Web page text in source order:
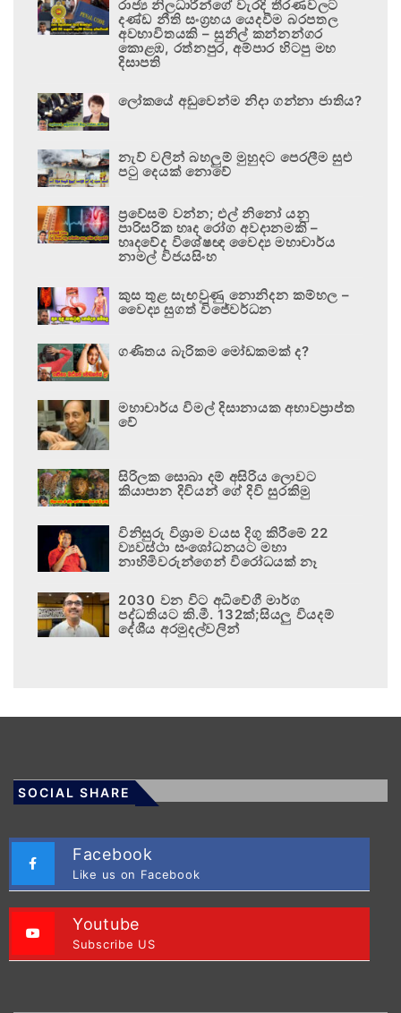
රාජ්‍ය නිලධාරීන්ගේ වැරදි තීරණවලට
දණ්ඩ නීති සංග්‍රහය යෙදවීම බරපතල
අවභාවිතයකි – සුනිල් කන්නන්ගර
කොළඹ, රත්නපුර, අම්පාර හිටපු මහ
දිසාපති
ලෝකයේ අඩුවෙන්ම නිදා ගන්නා ජාතිය?
නැව් වලින් බහලුම් මුහුදට පෙරලීම සුළු
පටු දෙයක් නොවේ
ප්‍රවේසම් වන්න; එල් නිනෝ යනු
පාරිසරික හෘද රෝග අවදානමකි –
හෘදවේද විශේෂඥ වෛද්‍ය මහාචාර්ය
නාමල් විජයසිංහ
කුස තුළ සැඟවුණු නොනිදන කම්හල –
වෛද්‍ය සුගත් විජේවර්ධන
ගණිතය බැරිකම මෝඩකමක් ද?
මහාචාර්ය විමල් දිසානායක අභාවප්‍රාප්ත
වේ
සිරිලක සොබා දම් අසිරිය ලොවට
කියාපාන දිවියන් ගේ දිවි සුරකිමු
විනිසුරු විශ්‍රාම වයස දිගු කිරීමේ 22
ව්‍යවස්ථා සංශෝධනයට මහා
නාහිමිවරුන්ගෙන් විරෝධයක් නෑ
2030 වන විට අධිවේගී මාර්ග
පද්ධතියට කි.මී. 132ක්;සියලු වියදම්
දේශීය අරමුදල්වලින්
SOCIAL SHARE
Facebook
Like us on Facebook
Youtube
Subscribe US